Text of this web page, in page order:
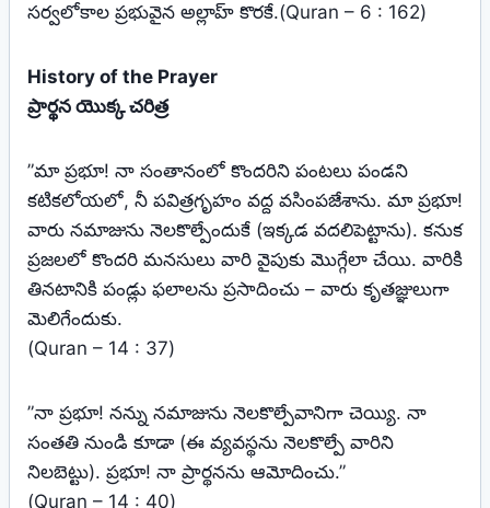
సర్వలోకాల ప్రభువైన అల్లాహ్‌ కొరకే.(Quran – 6 : 162)
History of the Prayer
ప్రార్థన యొక్క చరిత్ర
”మా ప్రభూ! నా సంతానంలో కొందరిని పంటలు పండని
కటికలోయలో, నీ పవిత్రగృహం వద్ద వసింపజేశాను. మా ప్రభూ!
వారు నమాజును నెలకొల్పేందుకే (ఇక్కడ వదలిపెట్టాను). కనుక
ప్రజలలో కొందరి మనసులు వారి వైపుకు మొగ్గేలా చేయి. వారికి
తినటానికి పండ్లు ఫలాలను ప్రసాదించు – వారు కృతజ్ఞులుగా
మెలిగేందుకు.
(Quran – 14 : 37)
”నా ప్రభూ! నన్ను నమాజును నెలకొల్పేవానిగా చెయ్యి. నా
సంతతి నుండి కూడా (ఈ వ్యవస్థను నెలకొల్పే వారిని
నిలబెట్టు). ప్రభూ! నా ప్రార్థనను ఆమోదించు.”
(Quran – 14 : 40)